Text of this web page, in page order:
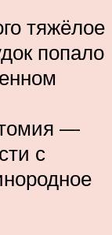
тяжёлое
попало
—
с